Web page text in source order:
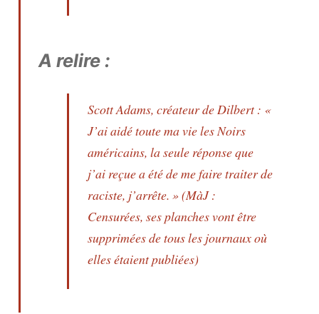
A relire :
Scott Adams, créateur de Dilbert : «
J’ai aidé toute ma vie les Noirs
américains, la seule réponse que
j’ai reçue a été de me faire traiter de
raciste, j’arrête. » (MàJ :
Censurées, ses planches vont être
supprimées de tous les journaux où
elles étaient publiées)